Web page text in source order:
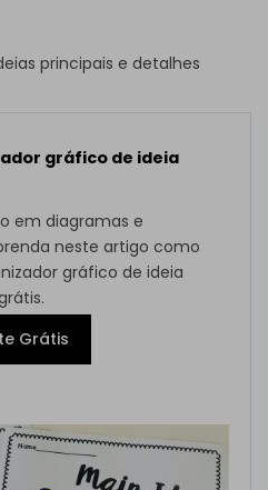
principais e detalhes
gráfico de ideia
em diagramas e
neste artigo como
gráfico de ideia
Grátis